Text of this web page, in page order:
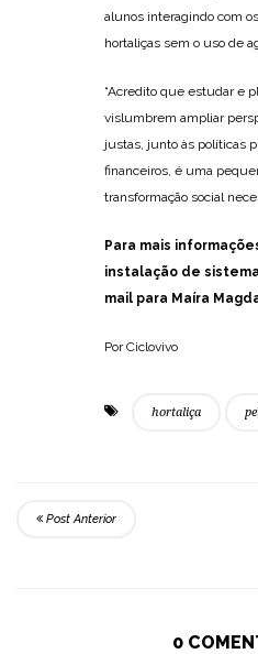
alunos interagindo com
hortaliças sem o uso de
“Acredito que estudar e
vislumbrem ampliar
justas, junto às políticas
financeiros, é uma
transformação social
Para mais
instalação de
mail para Maíra
Por Ciclovivo
hortaliça
Post Anterior
0